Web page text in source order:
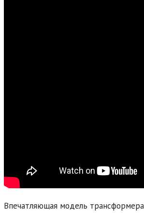
Впечатляющая модель